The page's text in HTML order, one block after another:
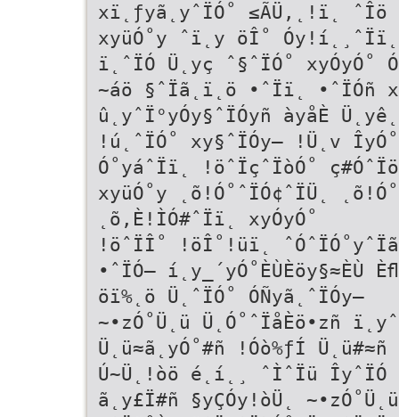
xï˛ƒyã˛yˆÏÓ˚ ≤ÃÜ,˛!ï˛ ˆÎö
xyüÓ˚y ˆï˛y öÎ˚
ï˛ˆÏÓ Ü˛yç ˆ§ˆÏÓ˚ xyÓyÓ˚
~áö §ˆÏã˛ï˛ö •ˆÏï˛ •ˆÏÓñ
û˛yˆÏ°yÓy§ˆÏÓyñ àyåÈ
!ú˛ˆÏÓ˚ xy§ˆÏÓy– !Ü˛v
Ó˚yáˆÏï˛ !öˆÏçˆÏòÓ˚
xyüÓ˚y ˛õ!Ó˚ˆÏÓ¢ˆÏÜ˛
˛õ,È!ÌÓ#ˆÏï˛ xyÓyÓ˚
!öˆÏÎ˚ !öÎ˚!üï˛
•ˆÏÓ– í˛y_´yÓ˚ÈÙÈöy§≈ÈÙ
öï%˛ö Ü˛ˆÏÓ˚ ÓÑyã˛ˆÏÓy–
~•zÓ˚Ü˛ü Ü˛Ó˚ˆÏåÈö•zñ
Ü˛ü≈ã˛yÓ˚#ñ !Óò%ƒÍ
Ú~Ü˛!òö é˛í˛¸ ˆÌˆÏü ÎyˆÏÓ
ã˛y£Ï#ñ §yÇÓy!òÜ˛